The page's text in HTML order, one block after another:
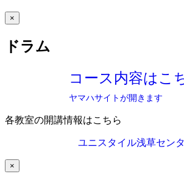
×
ドラム
コース内容はこ
ヤマハサイトが開きます
各教室の開講情報はこちら
ユニスタイル浅草セン
×